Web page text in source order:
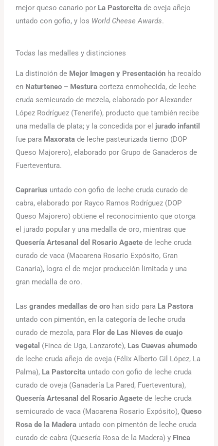
mejor queso canario por La Pastorcita de oveja añejo
untado con gofio, y los World Cheese Awards.
Todas las medalles y distinciones
La distinción de Mejor Imagen y Presentación ha recaído
en Naturteneo – Mestura corteza enmohecida, de leche
cruda semicurado de mezcla, elaborado por Alexander
López Rodríguez (Tenerife), producto que también recibe
una medalla de plata; y la concedida por el jurado infantil
fue para Maxorata de leche pasteurizada tierno (DOP
Queso Majorero), elaborado por Grupo de Ganaderos de
Fuerteventura.
Caprarius untado con gofio de leche cruda curado de
cabra, elaborado por Rayco Ramos Rodríguez (DOP
Queso Majorero) obtiene el reconocimiento que otorga
el jurado popular y una medalla de oro, mientras que
Quesería Artesanal del Rosario Agaete de leche cruda
curado de vaca (Macarena Rosario Expósito, Gran
Canaria), logra el de mejor producción limitada y una
gran medalla de oro.
Lasgrandes medallas de oro han sido para La Pastora
untado con pimentón, en la categoría de leche cruda
curado de mezcla, para Flor de Las Nieves de cuajo
vegetal (Finca de Uga, Lanzarote), Las Cuevas ahumado
de leche cruda añejo de oveja (Félix Alberto Gil López, La
Palma), La Pastorcita untado con gofio de leche cruda
curado de oveja (Ganadería La Pared, Fuerteventura),
Quesería Artesanal del Rosario Agaete de leche cruda
semicurado de vaca (Macarena Rosario Expósito), Queso
Rosa de la Madera untado con pimentón de leche cruda
curado de cabra (Quesería Rosa de la Madera) y Finca